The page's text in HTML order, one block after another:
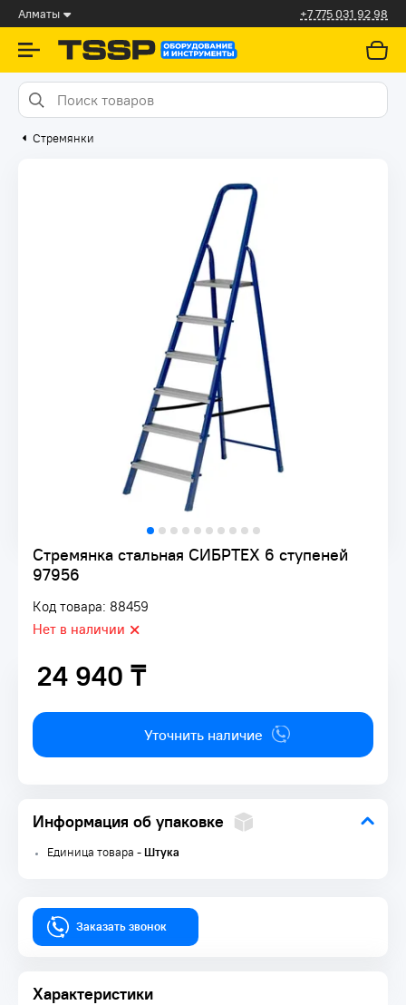
Алматы +7 775 031 92 98
Стремянки
Стремянка стальная СИБРТЕХ 6 ступеней
97956
Код товара: 88459
Нет в наличии
24 940 ₸
24 940 ₸
Уточнить наличие
Информация об упаковке
Единица товара -Штука
Заказать звонок
Характеристики